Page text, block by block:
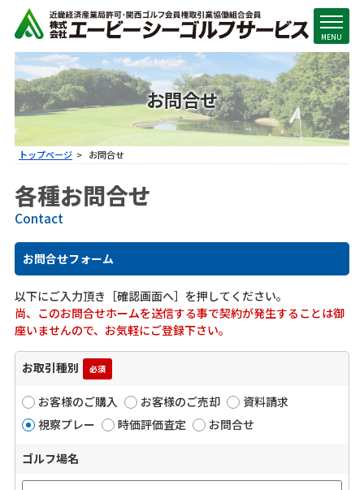
MENU
お問合せ
トップページ お問合せ
各種お問合せ
Contact
お問合せフォーム
以下にご入力頂き［確認画面へ］を押してください｡
尚、このお問合せホームを送信する事で契約が発生することは御
座いませんので、お気軽にご登録下さい。
お取引種別 必須
お客様のご購入 お客様のご売却
資料請求
視察プレー
時価評価査定 お問合せ
ゴルフ場名